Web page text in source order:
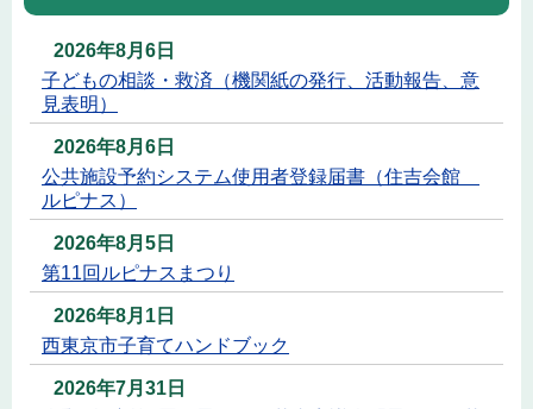
2026年8月6日
子どもの相談・救済（機関紙の発行、活動報告、意
見表明）
2026年8月6日
公共施設予約システム使用者登録届書（住吉会館
ルピナス）
2026年8月5日
第11回ルピナスまつり
2026年8月1日
西東京市子育てハンドブック
2026年7月31日